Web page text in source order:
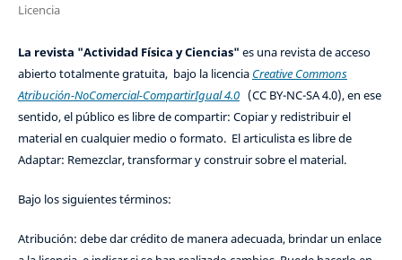
Licencia
La revista "Actividad Física y Ciencias" es una revista de acceso
abierto totalmente gratuita, bajo la licencia Creative Commons
Atribución-NoComercial-CompartirIgual 4.0(CC BY-NC-SA 4.0), en ese
sentido, el público es libre de compartir: Copiar y redistribuir el
material en cualquier medio o formato. El articulista es libre de
Adaptar: Remezclar, transformar y construir sobre el material.
Bajo los siguientes términos:
Atribución: debe dar crédito de manera adecuada, brindar un enlace